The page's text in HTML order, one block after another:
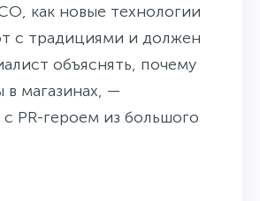
как новые технологии
с традициями и должен
объяснять, почему
в магазинах, —
PR-героем из большого